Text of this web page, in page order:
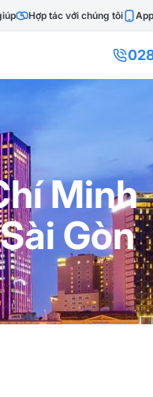
Hợp tác với chúng tôi
Minh
Gòn